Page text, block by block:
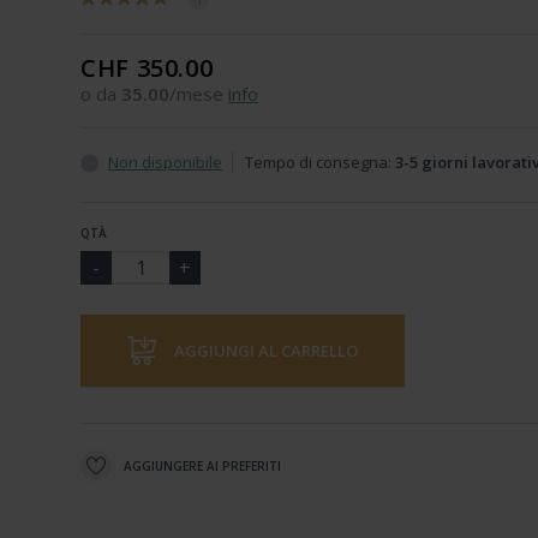
CHF 350.00
o da 35.00/mese info
Non disponibile Tempo di consegna: 3-5 giorni
QTÀ
AGGIUNGI AL CARRELLO
AGGIUNGERE AI PREFERITI